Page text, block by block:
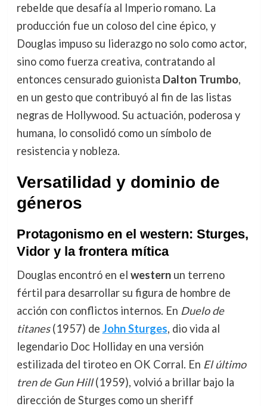
rebelde que desafía al Imperio romano. La
producción fue un coloso del cine épico, y
Douglas impuso su liderazgo no solo como actor,
sino como fuerza creativa, contratando al
entonces censurado guionista Dalton Trumbo,
en un gesto que contribuyó al fin de las listas
negras de Hollywood. Su actuación, poderosa y
humana, lo consolidó como un símbolo de
resistencia y nobleza.
Versatilidad y dominio de
géneros
Protagonismo en el western: Sturges,
Vidor y la frontera mítica
Douglas encontró en el westernun terreno
fértil para desarrollar su figura de hombre de
acción con conflictos internos. En Duelo de
titanes(1957) de John Sturges, dio vida al
legendario Doc Holliday en una versión
estilizada del tiroteo en OK Corral. En El último
tren de Gun Hill(1959), volvió a brillar bajo la
dirección de Sturges como un sheriff